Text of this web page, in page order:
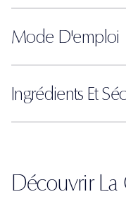
Mode D'emploi
Ingrédients Et
Découvrir La